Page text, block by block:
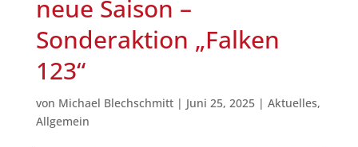
neue Saison –
Sonderaktion „Falken
123“
von Michael Blechschmitt| Juni 25, 2025| Aktuelles,
Allgemein